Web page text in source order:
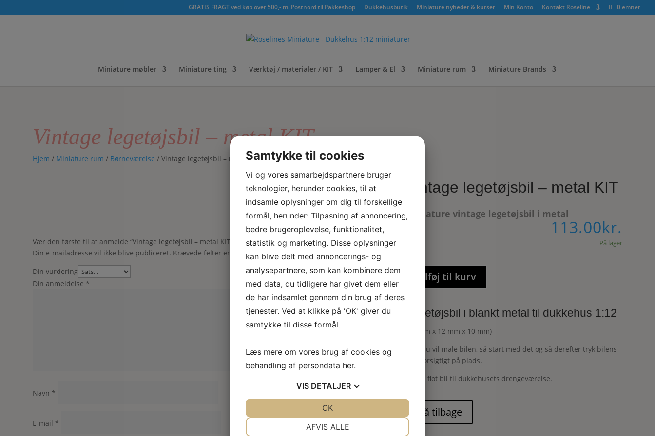
GRATIS FRAGT ved køb over 500,- m. Postnord til Pakkeshop Dukkehusbutik Miniature nyheder & kurser Min Konto Kontakt Roseline 0 emner
Miniature møbler Miniature ting Værktøj / materialer / KIT Lamper & El Miniature rum Miniature Brands
Vintage legetøjsbil – metal KIT
Hjem / Miniature rum / Børneværelse / Vintage legetøjsbil – metal KIT
Vær den første til at anmelde “Vintage legetøjsbil – metal KIT”
Din e-mailadresse vil ikke blive publiceret. Krævede felter er markeret med
Din vurdering
Din anmeldelse *
Navn *
E-mail *
Vintage legetøjsbil – metal KIT
Miniature vintage legetøjsbil i metal
113.00kr.
På lager
Tilføj til kurv
Legetøjsbil i blankt metal til dukkehus 1:12
(25 mm x 12 mm x 10 mm)
Hvis du vil male bilen, så start med det og så derefter tryk bilens
hjul forsigtigt på plads.
Super flot bil til dukkehusets drengeværelse.
Samtykke til cookies
Vi og vores samarbejdspartnere bruger
teknologier, herunder cookies, til at
indsamle oplysninger om dig til forskellige
formål, herunder: Tilpasning af annoncering,
bedre brugeroplevelse, funktionalitet,
statistik og marketing. Disse oplysninger
kan blive delt med annoncerings- og
analysepartnere, som kan kombinere dem
med data, du tidligere har givet dem eller
de har indsamlet gennem din brug af deres
tjenester. Ved at klikke på 'OK' giver du
samtykke til disse formål.
Læs mere om vores brug af cookies og
behandling af persondata her.
VIS DETALJER
AFVIS ALLE
OK